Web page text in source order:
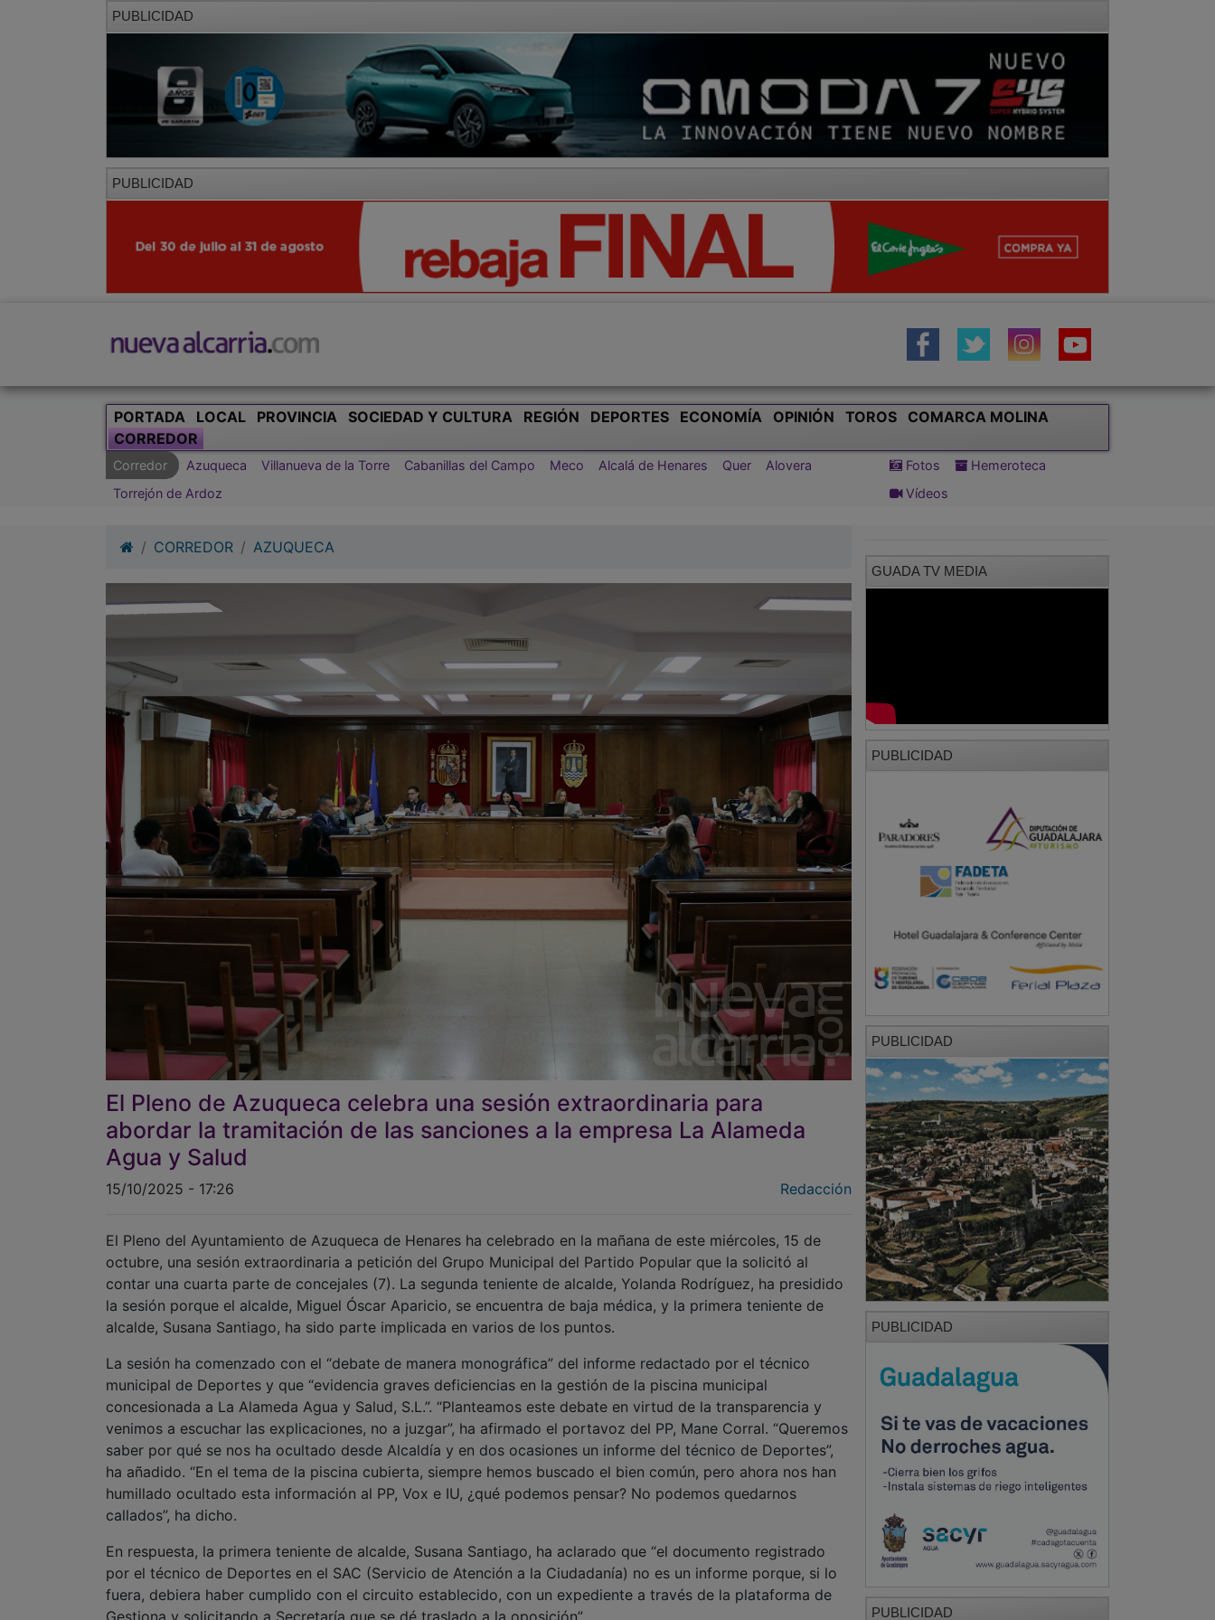
PUBLICIDAD
PUBLICIDAD
PORTADA LOCAL PROVINCIA SOCIEDAD Y CULTURA REGIÓN DEPORTES ECONOMÍA OPINIÓN TOROS
COMARCA MOLINA
CORREDOR
Corredor Azuqueca Villanueva de la Torre Cabanillas del Campo Meco Alcalá de Henares Quer
Alovera
Torrejón de Ardoz
Fotos
Hemeroteca
Vídeos
CORREDOR AZUQUECA
El Pleno de Azuqueca celebra una sesión extraordinaria para
abordar la tramitación de las sanciones a la empresa La Alameda
Agua y Salud
15/10/2025 - 17:26 Redacción
El Pleno del Ayuntamiento de Azuqueca de Henares ha celebrado en la mañana de este miércoles, 15 de
octubre, una sesión extraordinaria a petición del Grupo Municipal del Partido Popular que la solicitó al
contar una cuarta parte de concejales (7). La segunda teniente de alcalde, Yolanda Rodríguez, ha presidido
la sesión porque el alcalde, Miguel Óscar Aparicio, se encuentra de baja médica, y la primera teniente de
alcalde, Susana Santiago, ha sido parte implicada en varios de los puntos.
La sesión ha comenzado con el “debate de manera monográfica” del informe redactado por el técnico
municipal de Deportes y que “evidencia graves deficiencias en la gestión de la piscina municipal
concesionada a La Alameda Agua y Salud, S.L.”. “Planteamos este debate en virtud de la transparencia y
venimos a escuchar las explicaciones, no a juzgar”, ha afirmado el portavoz del PP, Mane Corral. “Queremos
saber por qué se nos ha ocultado desde Alcaldía y en dos ocasiones un informe del técnico de Deportes”,
ha añadido. “En el tema de la piscina cubierta, siempre hemos buscado el bien común, pero ahora nos han
humillado ocultado esta información al PP, Vox e IU, ¿qué podemos pensar? No podemos quedarnos
callados”, ha dicho.
En respuesta, la primera teniente de alcalde, Susana Santiago, ha aclarado que “el documento registrado
por el técnico de Deportes en el SAC (Servicio de Atención a la Ciudadanía) no es un informe porque, si lo
fuera, debiera haber cumplido con el circuito establecido, con un expediente a través de la plataforma de
Gestiona y solicitando a Secretaría que se dé traslado a la oposición”.
GUADA TV MEDIA
PUBLICIDAD
PUBLICIDAD
PUBLICIDAD
PUBLICIDAD